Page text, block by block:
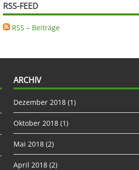
RSS-FEED
RSS – Beiträge
ARCHIV
Dezember 2018 (1)
Oktober 2018 (1)
Mai 2018 (2)
April 2018 (2)